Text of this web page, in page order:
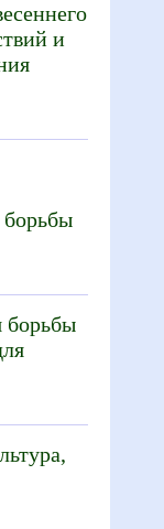
и
борьбы
борьбы